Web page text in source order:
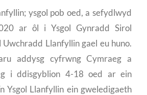
ysgol pob oed, a sefydlwyd
ar ôl i Ysgol Gynradd Sirol
Uwchradd Llanfyllin gael eu huno.
addysg cyfrwng Cymraeg a
i ddisgyblion 4-18 oed ar ein
Ysgol Llanfyllin ein gweledigaeth